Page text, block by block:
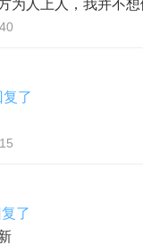
为⼈上⼈，我并不
复了
了